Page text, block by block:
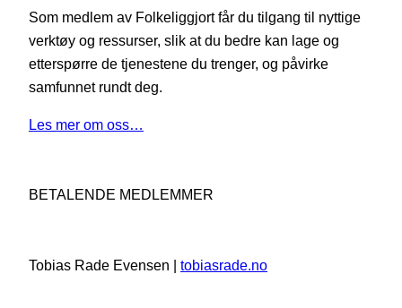
Som medlem av Folkeliggjort får du tilgang til nyttige
verktøy og ressurser, slik at du bedre kan lage og
etterspørre de tjenestene du trenger, og påvirke
samfunnet rundt deg.
Les mer om oss…
BETALENDE MEDLEMMER
Tobias Rade Evensen | tobiasrade.no